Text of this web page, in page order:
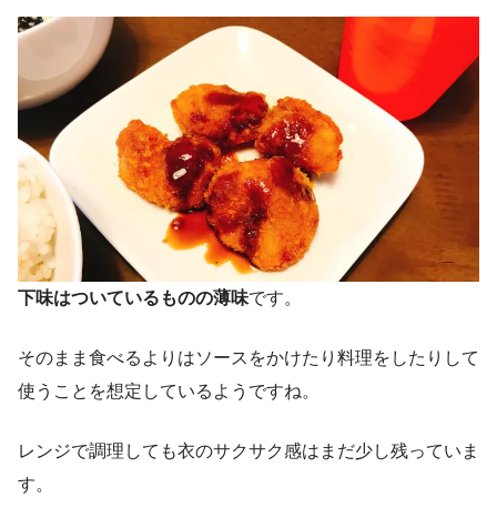
下味はついているものの薄味です。
そのまま食べるよりはソースをかけたり料理をしたりして
使うことを想定しているようですね。
レンジで調理しても衣のサクサク感はまだ少し残っていま
す。